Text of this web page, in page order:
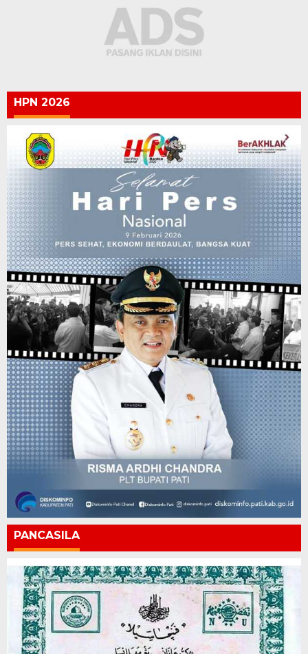
HPN 2026
PANCASILA